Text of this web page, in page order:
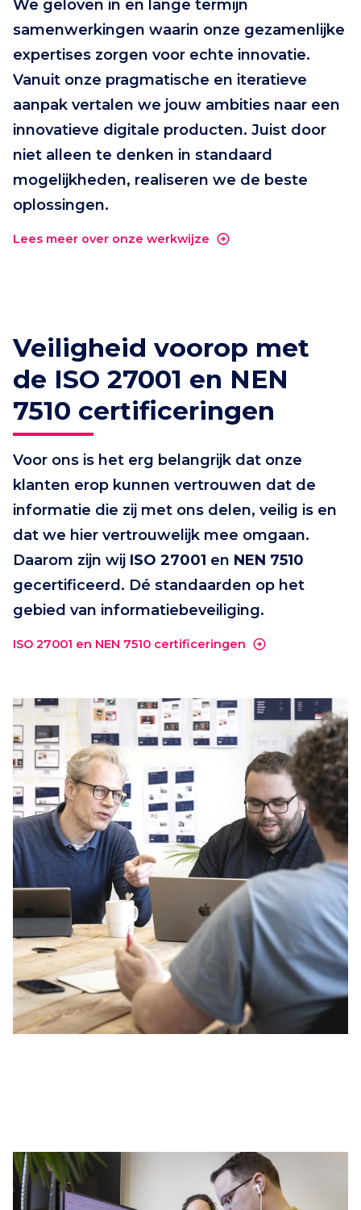
We geloven in en lange termijn
samenwerkingen waarin onze gezamenlijke
expertises zorgen voor echte innovatie.
Vanuit onze pragmatische en iteratieve
aanpak vertalen we jouw ambities naar een
innovatieve digitale producten. Juist door
niet alleen te denken in standaard
mogelijkheden, realiseren we de beste
oplossingen.
Lees meer over onze werkwijze
Veiligheid voorop met
de ISO 27001 en NEN
7510 certificeringen
Voor ons is het erg belangrijk dat onze
klanten erop kunnen vertrouwen dat de
informatie die zij met ons delen, veilig is en
dat we hier vertrouwelijk mee omgaan.
Daarom zijn wij ISO 27001 en NEN 7510
gecertificeerd. Dé standaarden op het
gebied van informatiebeveiliging.
ISO 27001 en NEN 7510 certificeringen